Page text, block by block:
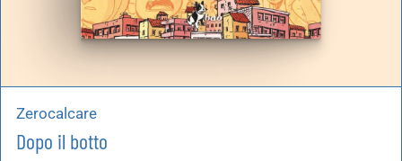
Zerocalcare
Dopo il botto